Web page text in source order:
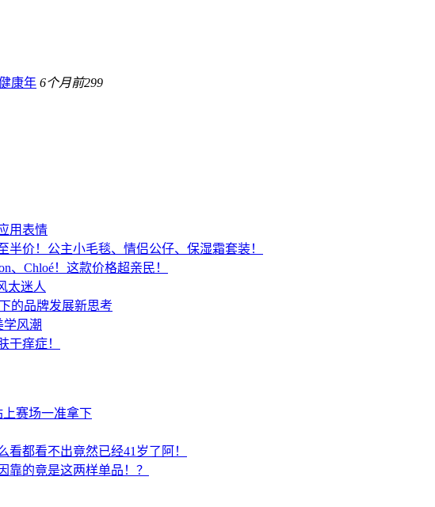
康年 6个月前299
用表情
价！公主小毛毯、情侣公仔、保湿霜套装！
Chloé！这款价格超亲民！
太迷人
的品牌发展新思考
风潮
干痒症！
赛场一准拿下
都看不出竟然已经41岁了阿！
的竟是这两样单品！？